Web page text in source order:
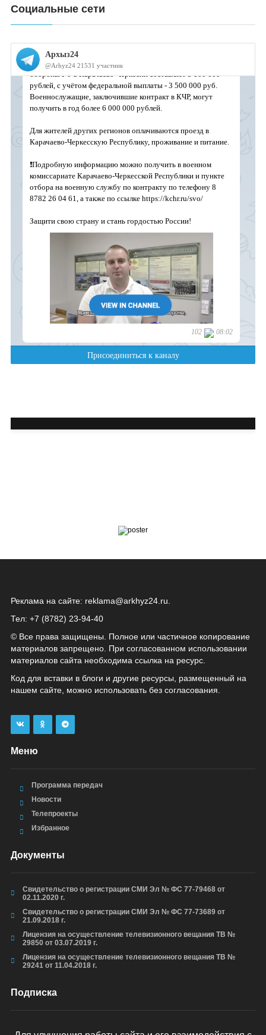
Социальные сети
Реклама на сайте: reklama@arkhyz24.ru
Тел: +7 (8782) 23‑94‑40
© Все права защищены. Полное или частичное копирование
материалов запрещено. При согласованном использовании
материалов сайта необходима ссылка на ресурс.
Код для вставки в блоги и другие ресурсы, размещенный на
нашем сайте, можно использовать без согласования.
Меню
Программа передач
Новости
Телепроекты
Избранное
Документы
Свидетельство о регистрации СМИ Эл № ФС 77-79468 от
02.11.2020 г.
Свидетельство о регистрации СМИ Эл № ФС 77-73689 от
21.09.2018 г.
Лицензия на осуществление телевизионного вещания ТВ №
29850 от 03.07.2019 г.
Лицензия на осуществление телевизионного вещания ТВ №
29241 от 11.04.2018 г.
Подписка